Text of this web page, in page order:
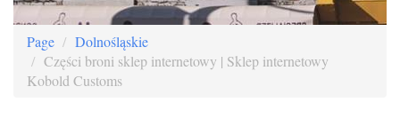
Page
Dolnośląskie
Części broni sklep internetowy | Sklep internetowy
Kobold Customs